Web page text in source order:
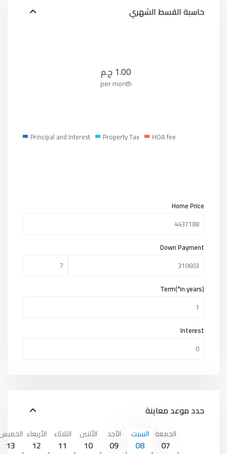
حاسبة القسط الشهري
1.00 ج.م
per month
Principal and Interest Property Tax HOA fee
Home Price
Down Payment
Term(*in years)
Interest
حدد موعد معاينة
الجمعة
07
السبت
08
الأحد
09
الأثنين
10
الثلاثاء
11
الأربعاء
12
13